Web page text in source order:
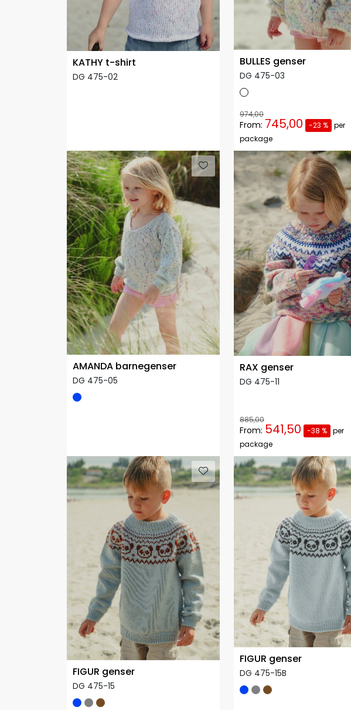
KATHY t-shirt
DG 475-02
BULLES genser
DG 475-03
974,00
From: 745,00 -23 % per
package
AMANDA barnegenser
DG 475-05
RAX genser
DG 475-11
885,00
From: 541,50 -38 % per
package
FIGUR genser
DG 475-15
FIGUR genser
DG 475-15B